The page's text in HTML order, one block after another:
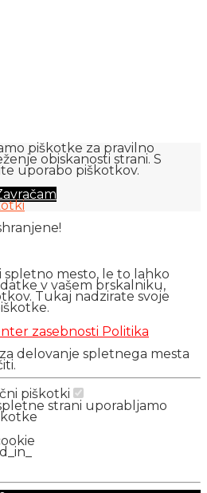
piškotke za pravilno
obiskanosti strani. S
uporabo piškotkov.
spletno mesto, le to lahko
v vašem brskalniku,
Tukaj nadzirate svoje
zasebnosti Politika
delovanje spletnega mesta
piškotki
strani uporabljamo